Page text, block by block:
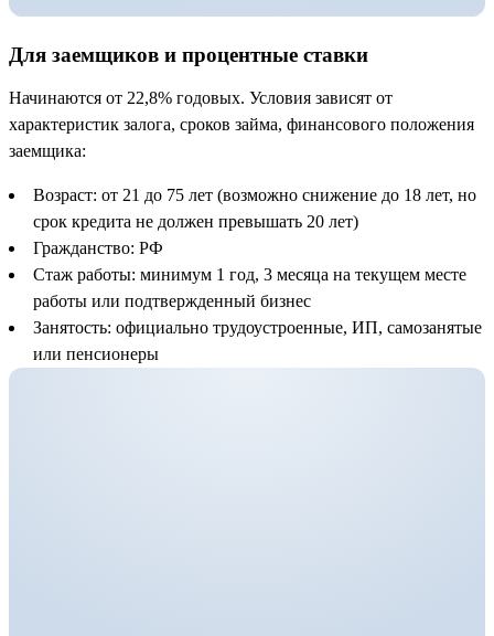
Для заемщиков и процентные ставки
Начинаются от 22,8% годовых. Условия зависят от
характеристик залога, сроков займа, финансового положения
заемщика:
Возраст: от 21 до 75 лет (возможно снижение до 18 лет, но
срок кредита не должен превышать 20 лет)
Гражданство: РФ
Стаж работы: минимум 1 год, 3 месяца на текущем месте
работы или подтвержденный бизнес
Занятость: официально трудоустроенные, ИП, самозанятые
или пенсионеры